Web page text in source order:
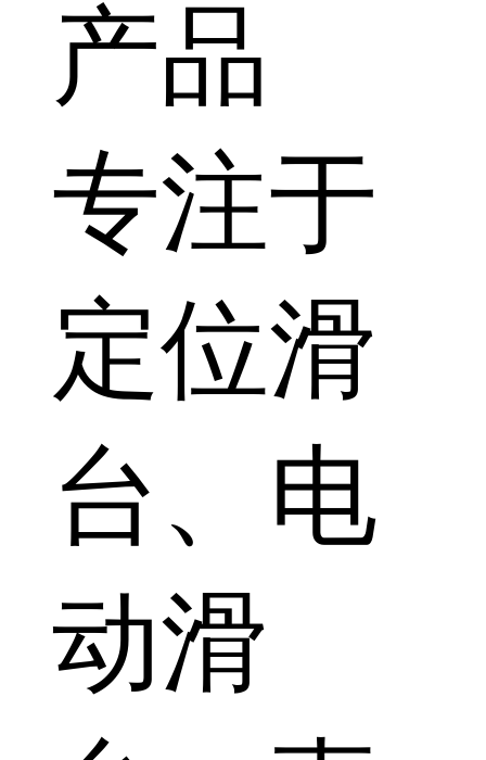
产品
专注于
定位滑
台、电
动滑